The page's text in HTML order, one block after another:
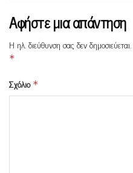
Αφήστε μια απάντηση
Η ηλ. διεύθυνση σας δεν δημοσιεύεται.
*
Σχόλιο *